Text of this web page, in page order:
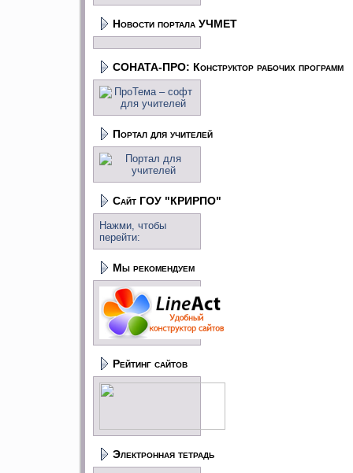
Новости портала УЧМЕТ
СОНАТА-ПРО: Конструктор рабочих программ
Портал для учителей
Сайт ГОУ "КРИРПО"
Нажми, чтобы
перейти:
Мы рекомендуем
Рейтинг сайтов
Электронная тетрадь